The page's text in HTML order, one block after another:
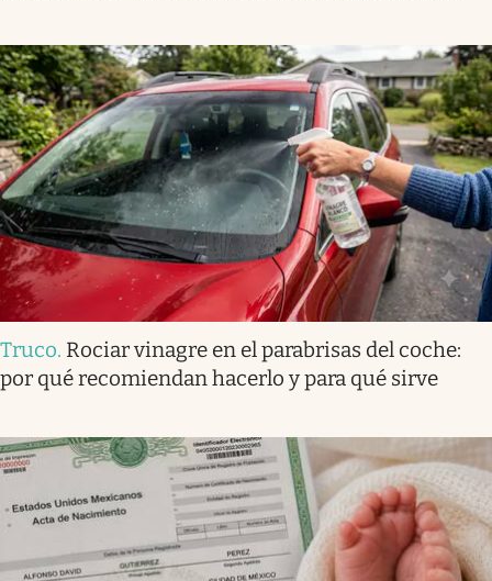
Truco. Rociar vinagre en el parabrisas del coche:
por qué recomiendan hacerlo y para qué sirve